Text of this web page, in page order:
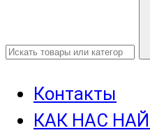
Контакты
КАК НАС